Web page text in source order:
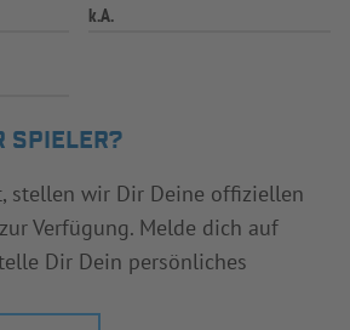
k.A.
SPIELER?
stellen wir Dir Deine offiziellen
Verfügung. Melde dich auf
Dir Dein persönliches